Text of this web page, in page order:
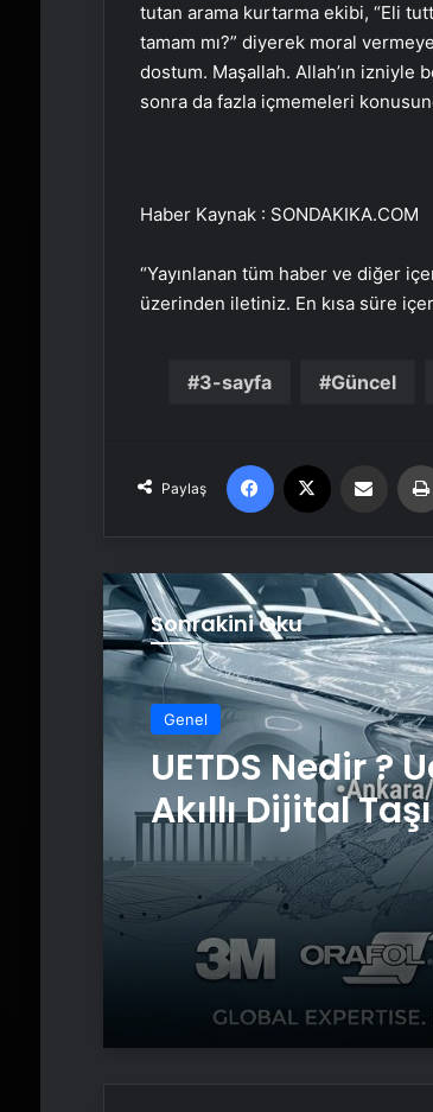
tutan arama kurtarma ekibi, “Eli
tamam mı?” diyerek moral
dostum. Maşallah. Allah’ın izniyle
sonra da fazla içmemeleri
Haber Kaynak : SONDAKIKA.COM
“Yayınlanan tüm haber ve diğer
üzerinden iletiniz. En kısa süre
3-sayfa Güncel
Paylaş
Facebook Email'den paylaş
Sonrakini Oku
Genel
UETDS Nedir ?
Akıllı Dijital
Yazılımı